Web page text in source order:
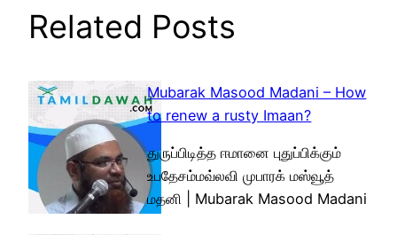
Related Posts
Mubarak Masood Madani – How
to renew a rusty Imaan?
துருப்பிடித்த ஈமானை புதுப்பிக்கும்
உபதேசம்மவ்லவி முபாரக் மஸ்வூத்
மதனி | Mubarak Masood Madani